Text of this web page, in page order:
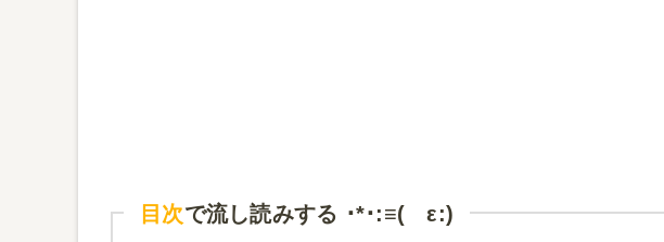
目次で流し読みする ･*･:≡( ε:)